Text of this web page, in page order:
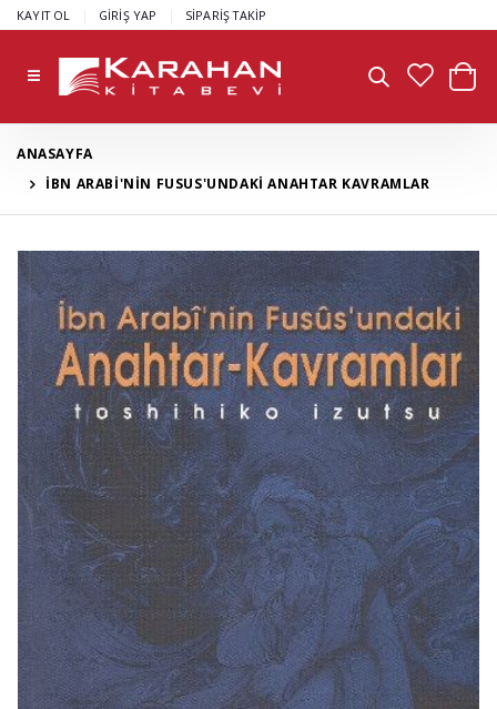
KAYIT OL GİRİŞ YAP SİPARİŞ TAKİP
ANASAYFA
İBN ARABİ'NİN FUSUS'UNDAKİ ANAHTAR KAVRAMLAR